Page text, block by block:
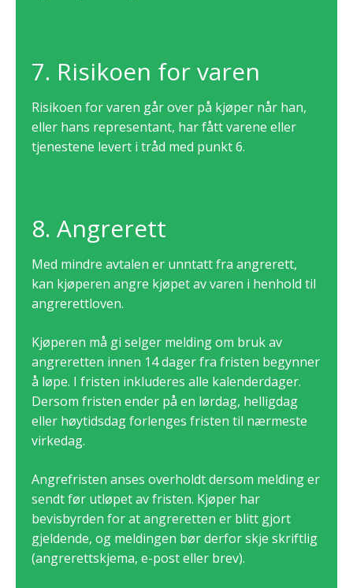
7. Risikoen for varen
Risikoen for varen går over på kjøper når han,
eller hans representant, har fått varene eller
tjenestene levert i tråd med punkt 6.
8. Angrerett
Med mindre avtalen er unntatt fra angrerett,
kan kjøperen angre kjøpet av varen i henhold til
angrerettloven.
Kjøperen må gi selger melding om bruk av
angreretten innen 14 dager fra fristen begynner
å løpe. I fristen inkluderes alle kalenderdager.
Dersom fristen ender på en lørdag, helligdag
eller høytidsdag forlenges fristen til nærmeste
virkedag.
Angrefristen anses overholdt dersom melding er
sendt før utløpet av fristen. Kjøper har
bevisbyrden for at angreretten er blitt gjort
gjeldende, og meldingen bør derfor skje skriftlig
(angrerettskjema, e-post eller brev).